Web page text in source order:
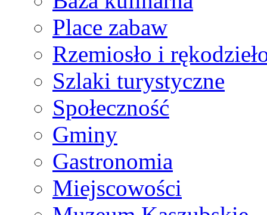
Place zabaw
Rzemiosło i
Szlaki turystyczne
Społeczność
Gminy
Gastronomia
Miejscowości